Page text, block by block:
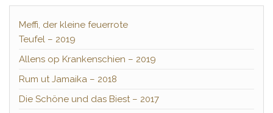
Meffi, der kleine feuerrote
Teufel – 2019
Allens op Krankenschien – 2019
Rum ut Jamaika – 2018
Die Schöne und das Biest – 2017